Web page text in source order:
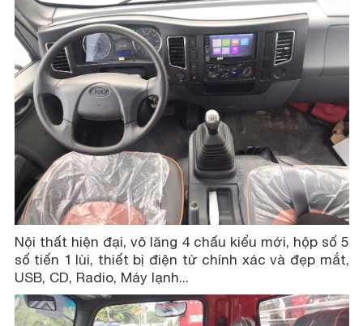
Nội thất hiện đại, vô lăng 4 chấu kiểu mới, hộp số 5
số tiến 1 lùi, thiết bị điện tử chính xác và đẹp mắt,
USB, CD, Radio, Máy lạnh...